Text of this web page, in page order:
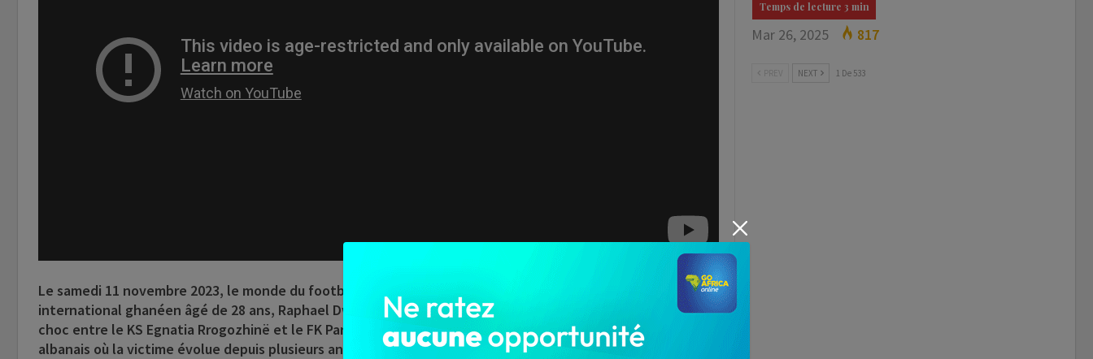
Le samedi 11 novembre 2023, le monde du football a été endeuillé suite au décès du footballeur
international ghanéen âgé de 28 ans, Raphael Dwamena. Le drame s’est produit en plein déroulement du
choc entre le KS Egnatia Rrogozhinë et le FK Partizani, comptant pour la 13e journée du championnat
albanais où la victime évolue depuis plusieurs années.
Mar 26, 2025 817
NEXT 1 De 533